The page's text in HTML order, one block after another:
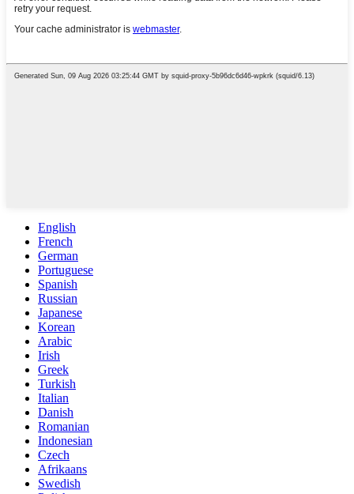
English
French
German
Portuguese
Spanish
Russian
Japanese
Korean
Arabic
Irish
Greek
Turkish
Italian
Danish
Romanian
Indonesian
Czech
Afrikaans
Swedish